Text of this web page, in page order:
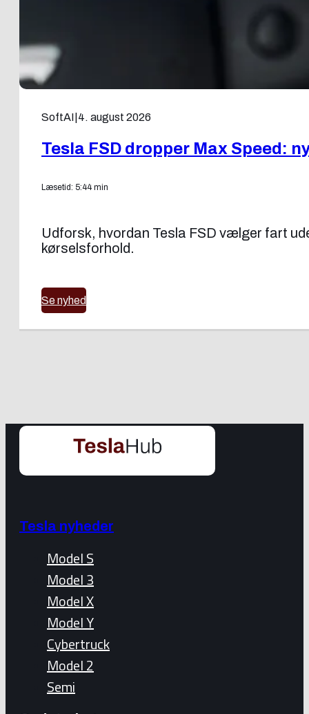
SoftAI 4. august 2026
Tesla FSD dropper Max Speed:
Læsetid: 5:44 min
Udforsk, hvordan Tesla FSD vælger fart
kørselsforhold.
Se nyhed
Tesla nyheder
Model S
Model 3
Model X
Model Y
Cybertruck
Model 2
Semi